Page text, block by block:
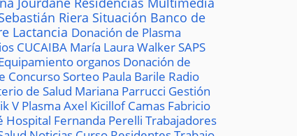
Riera Situación Banco de
Lactancia Donación de Plasma
CUCAIBA María Laura WalkerSAPS
organos Donación de
ConcursoSorteo Paula Barile Radio
de Salud Mariana Parrucci Gestión
V Plasma Axel KicillofCamas Fabricio
Hospital Fernanda Perelli Trabajadores